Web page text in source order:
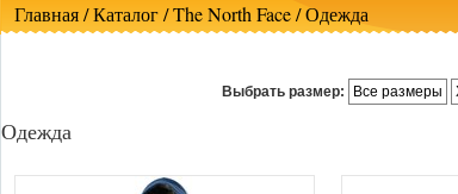
Главная/ Каталог /The North Face/Одежда
Выбрать размер: Все размеры
Одежда